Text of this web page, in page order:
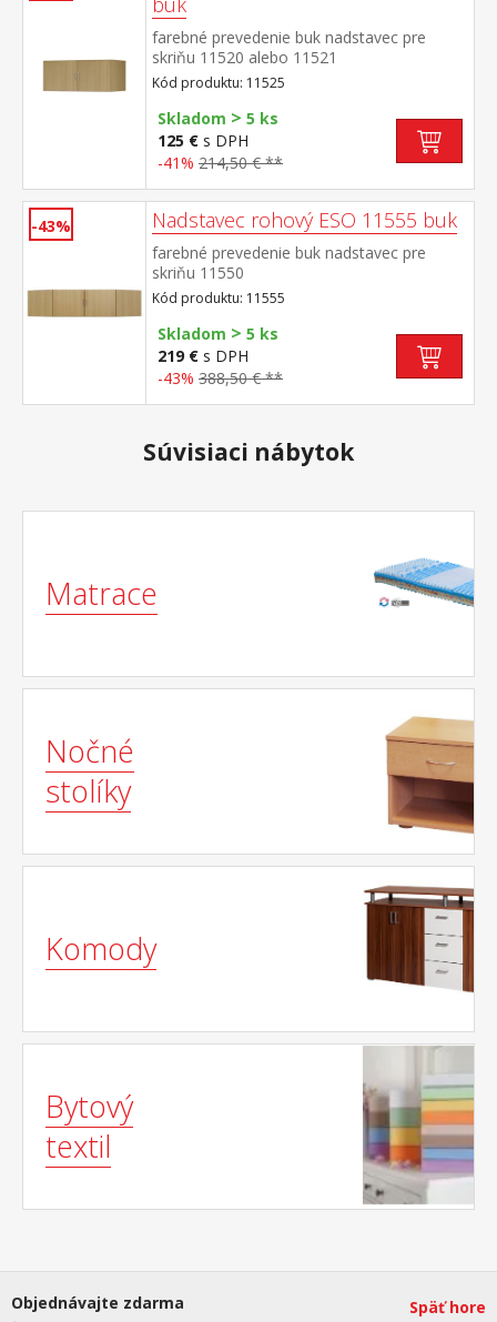
farebné prevedenie buk nadstavec pre
skriňu 11520 alebo 11521
Kód produktu: 11525
Skladom > 5 ks
125 € s DPH
-41% 214,50 € **
-43% Nadstavec rohový ESO 11555 buk
farebné prevedenie buk nadstavec pre
skriňu 11550
Kód produktu: 11555
Skladom > 5 ks
219 € s DPH
-43% 388,50 € **
Súvisiaci nábytok
Matrace
Nočné
stolíky
Komody
Bytový
textil
Objednávajte zdarma Späť hore